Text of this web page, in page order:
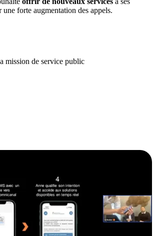
une forte augmentation des appels.
mission de service public